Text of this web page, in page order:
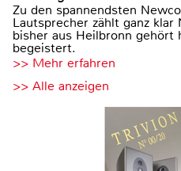
Zu den spannendsten
Lautsprecher zählt ganz
bisher aus Heilbronn gehört
begeistert.
>> Mehr erfahren
>> Alle anzeigen